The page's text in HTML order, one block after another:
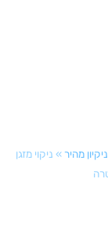
»ניקוי מזגן